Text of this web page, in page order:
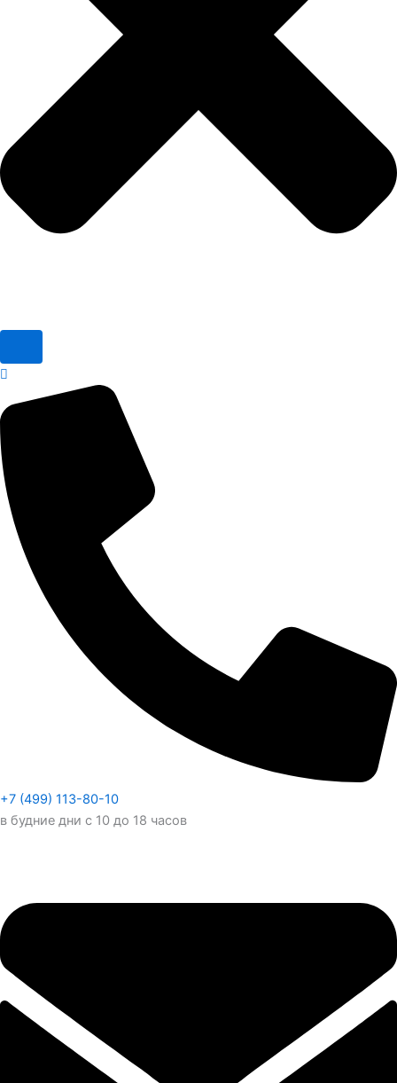
+7 (499) 113-80-10
в будние дни с 10 до 18 часов